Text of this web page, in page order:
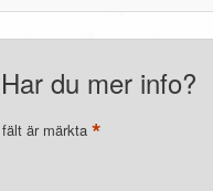
du mer info?
är märkta *